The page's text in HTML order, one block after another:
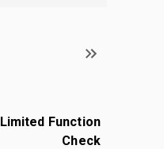
Limited Function
Check